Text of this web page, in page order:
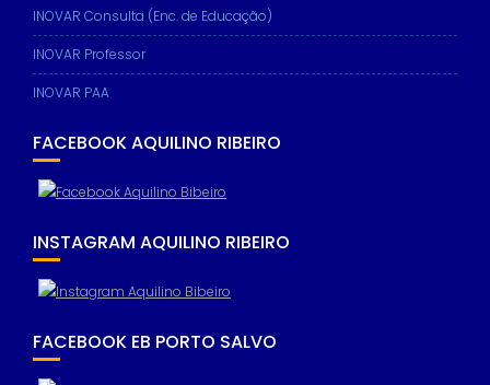
INOVAR Consulta (Enc. de Educação)
INOVAR Professor
INOVAR PAA
FACEBOOK AQUILINO RIBEIRO
INSTAGRAM AQUILINO RIBEIRO
FACEBOOK EB PORTO SALVO